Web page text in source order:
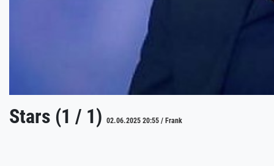
Stars (1 / 1) 02.06.2025 20:55 / Frank